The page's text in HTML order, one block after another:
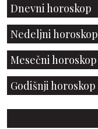
Dnevni horoskop
Nedeljni horoskop
Mesečni horoskop
Godišnji horoskop